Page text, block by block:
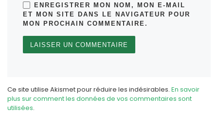
ENREGISTRER MON NOM, MON E-MAIL
ET MON SITE DANS LE NAVIGATEUR POUR
MON PROCHAIN COMMENTAIRE.
Ce site utilise Akismet pour réduire les indésirables. En savoir
plus sur comment les données de vos commentaires sont
utilisées.